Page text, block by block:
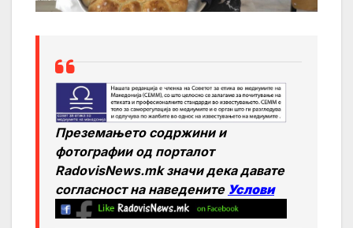
Преземањето содржини и
фотографии од порталот
RadovisNews.mk значи дека давате
согласност на нaведените Услови